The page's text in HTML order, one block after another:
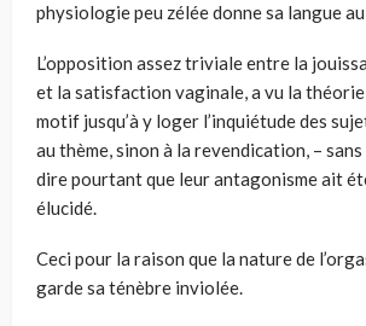
physiologie peu zélée donne sa langue
L’opposition assez triviale entre la
et la satisfaction vaginale, a vu la
motif jusqu’à y loger l’inquiétude des
au thème, sinon à la revendication, – sans
dire pourtant que leur antagonisme ait
élucidé.
Ceci pour la raison que la nature de
garde sa ténèbre inviolée.